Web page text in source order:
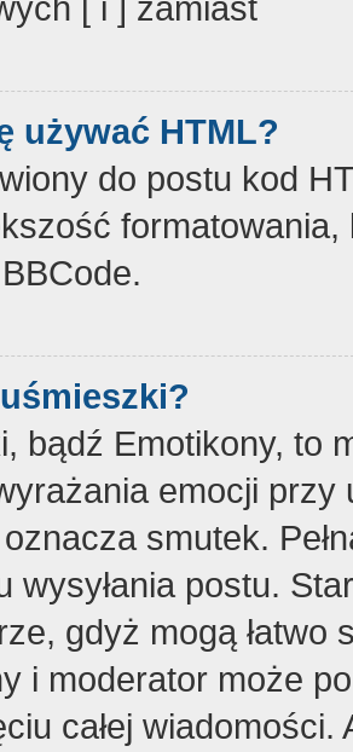
używać HTML?
do postu kod
bądź Emotikony, to
emocji
smutek.
wysyłania postu.
gdyż mogą
i moderator może
całej